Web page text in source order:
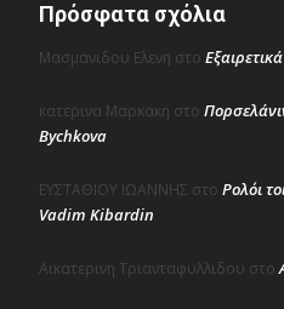
Πρόσφατα σχόλια
Μασμανιδου Ελενη στο
κατερινα Μαρκακη στο
Bychkova
ΕΥΣΤΑΘΙΟΥ ΙΩΑΝΝΗΣ στο Ρολόι
Vadim Kibardin
Αικατερινη Τριανταφυλλιδου στο